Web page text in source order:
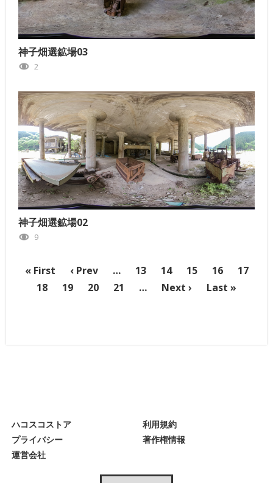
神子畑選鉱場03
2
神子畑選鉱場02
9
« First ‹ Prev … 13 14 15 16
17
18
19 20 21 … Next › Last »
ハコスコストア
利用規約
プライバシー
著作権情報
運営会社